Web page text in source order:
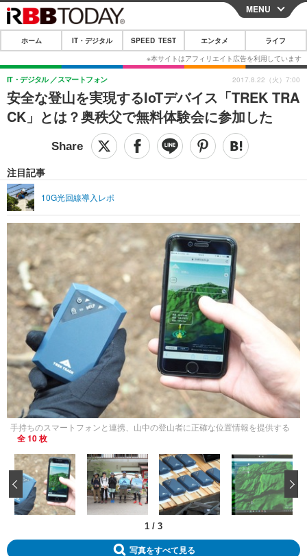
CLOSE
ホーム
IT・デジタル
IT・デジタルTOP スマートフォン
ショッピング その他
SPEED TEST
エンタメTOP 映画・ドラマ
グラビア ブログ
ショッピング その他
ライフTOP
その他
リリース一覧
プッシュ通知の停止方法
MENU
ホーム IT・デジタル SPEED TEST エンタメ ライフ
安全な登山を実現するIoTデバイス「TREK TRA
CK」とは？奥秩父で無料体験会に参加した
IT・デジタル スマートフォン
注目記事
10G光回線導入レポ
2017.8.22（火）7:00
手持ちのスマートフォンと連携、山中の登山者に正確な位置情報を提供する
全 10 枚
1 / 3
‹
写真をすべて見る